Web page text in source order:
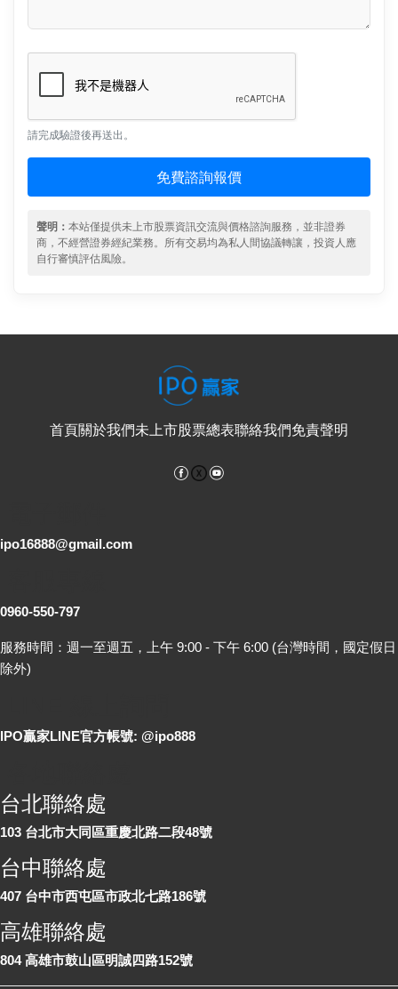
請完成驗證後再送出。
免費諮詢報價
聲明： 本站僅提供未上市股票資訊交流與價格諮詢服務，並非證券
商，不經營證券經紀業務。所有交易均為私人間協議轉讓，投資人應
自行審慎評估風險。
首頁關於我們未上市股票總表聯絡我們免責聲明
Facebook
ipo16888@gmail.com
0960-550-797
服務時間：週一至週五，上午 9:00 - 下午 6:00 (台灣時間，國定假日
除外)
IPO贏家LINE官方帳號: @ipo888
台北聯絡處
103 台北市大同區重慶北路二段48號
台中聯絡處
407 台中市西屯區市政北七路186號
高雄聯絡處
804 高雄市鼓山區明誠四路152號